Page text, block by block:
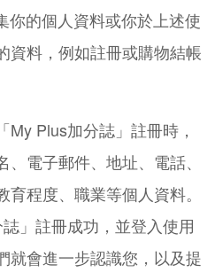
你的個人資料或你於上述使
資料，例如註冊或購物結帳
My Plus加分誌」註冊時，
電子郵件、地址、電話、
程度、職業等個人資料。
」註冊成功，並登入使用
就會進一步認識您，以及提